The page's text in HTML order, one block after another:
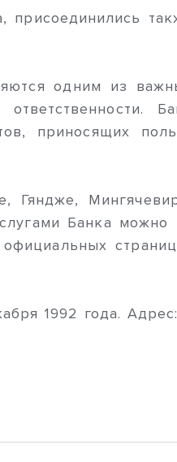
присоединились
одним из
приносящих
Гяндже,
Банка можно
1992 года. Адрес: